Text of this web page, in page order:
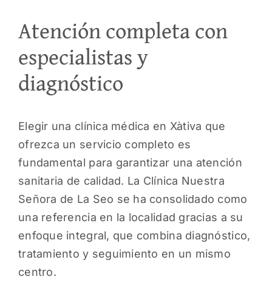
Atención completa con
especialistas y
diagnóstico
Elegir una clínica médica en Xàtiva que
ofrezca un servicio completo es
fundamental para garantizar una atención
sanitaria de calidad. La Clínica Nuestra
Señora de La Seo se ha consolidado como
una referencia en la localidad gracias a su
enfoque integral, que combina diagnóstico,
tratamiento y seguimiento en un mismo
centro.